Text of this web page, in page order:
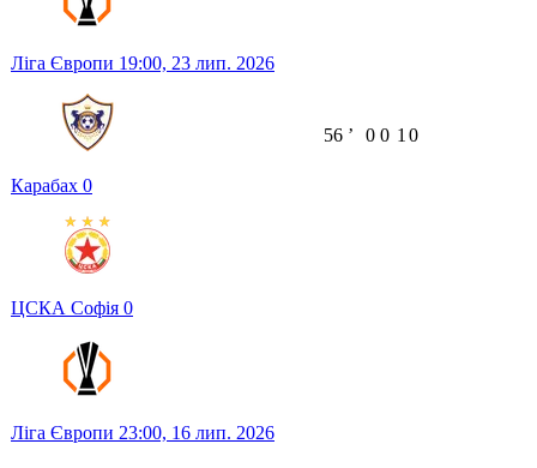
Ліга Європи 19:00, 23 лип. 2026
Карабах 0
ЦСКА Софія 0
56 ʼ 0 0 1 0
Ліга Європи 23:00, 16 лип. 2026